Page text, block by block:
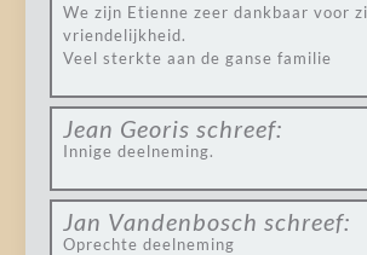
We zijn Etienne zeer dankbaar voor
vriendelijkheid.
Veel sterkte aan de ganse familie
Jean Georis schreef:
Innige deelneming.
Jan Vandenbosch schreef:
Oprechte deelneming